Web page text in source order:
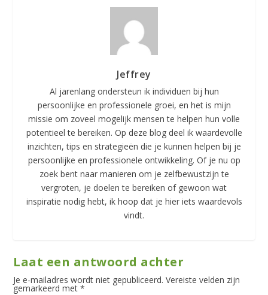
Jeffrey
Al jarenlang ondersteun ik individuen bij hun
persoonlijke en professionele groei, en het is mijn
missie om zoveel mogelijk mensen te helpen hun volle
potentieel te bereiken. Op deze blog deel ik waardevolle
inzichten, tips en strategieën die je kunnen helpen bij je
persoonlijke en professionele ontwikkeling. Of je nu op
zoek bent naar manieren om je zelfbewustzijn te
vergroten, je doelen te bereiken of gewoon wat
inspiratie nodig hebt, ik hoop dat je hier iets waardevols
vindt.
Laat een antwoord achter
Je e-mailadres wordt niet gepubliceerd. Vereiste velden zijn
gemarkeerd met*